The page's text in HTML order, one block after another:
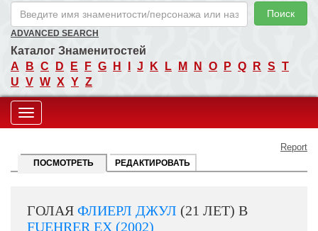
Поиск
ADVANCED SEARCH
Каталог Знаменитостей
A
B C D E F G H J K L M N O P Q R S T
U V W X Y Z
Toggle
navigation
Report
ПОСМОТРЕТЬ РЕДАКТИРОВАТЬ
ГОЛАЯ ФЛИЕРЛ ДЖУЛ (21 ЛЕТ) В
FUEHRER EX (2002)